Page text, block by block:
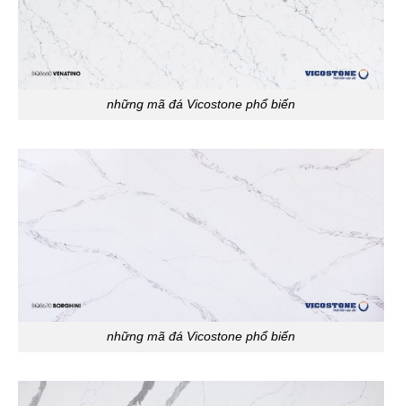
những mã đá Vicostone phổ biến
những mã đá Vicostone phổ biến